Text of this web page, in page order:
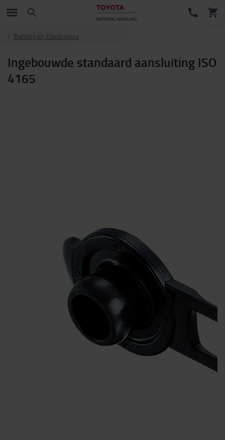
Batterij en Electronica
Ingebouwde standaard aansluiting ISO
4165